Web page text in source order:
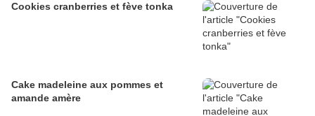
Cookies cranberries et fève tonka
Cake madeleine aux pommes et
amande amère